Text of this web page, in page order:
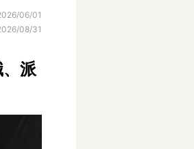
06/01
08/31
派